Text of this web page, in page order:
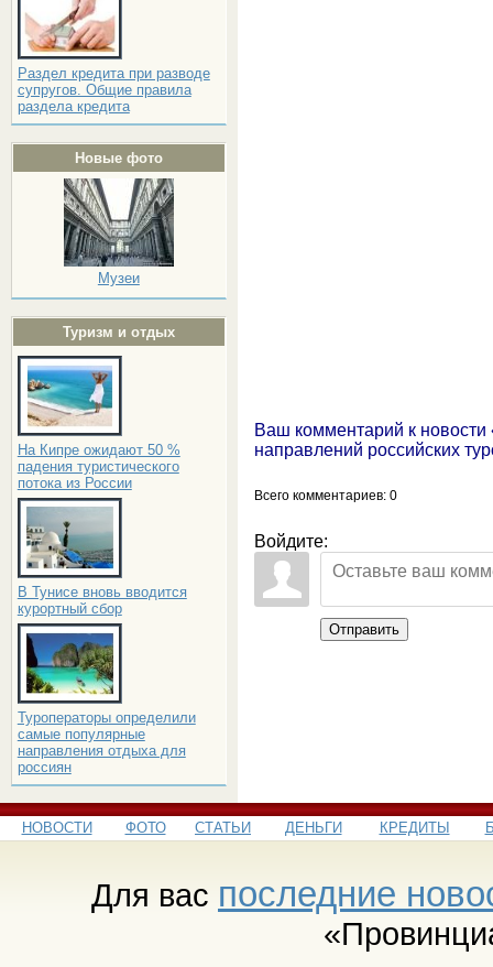
Раздел кредита при разводе
супругов. Общие правила
раздела кредита
Новые фото
Музеи
Туризм и отдых
На Кипре ожидают 50 %
падения туристического
потока из России
В Тунисе вновь вводится
курортный сбор
Туроператоры определили
самые популярные
направления отдыха для
россиян
Ваш комментарий к
направлений российских
Всего комментариев: 0
Войдите:
Отправить
НОВОСТИ ФОТО СТАТЬИ ДЕНЬГИ КРЕДИТЫ
Для вас последние